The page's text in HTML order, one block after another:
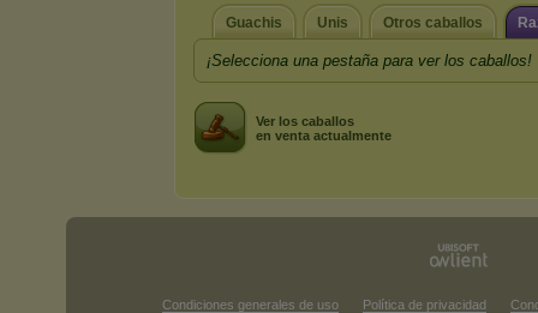
Guachis Unis Otros caballos
¡Selecciona una pestaña para ver los caballos!
Ver los caballos
en venta actualmente
Condiciones generales de uso Política de privacidad